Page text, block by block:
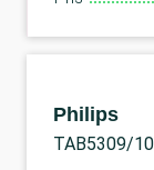
Philips
TAB5309/10